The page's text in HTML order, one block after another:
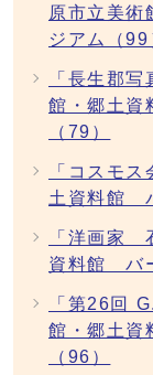
原市立美
ジアム（99
「長生郡
館・郷土
（79）
「コスモ
土資料館
「洋画家
資料館 バ
「第26回
館・郷土
（96）